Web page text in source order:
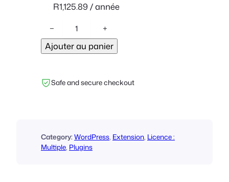
R1,125.89 / année
u
a
i
e
F
− +
Ajouter au panier
Safe and secure checkout
Category:WordPress Extension Licence :
Multiple Plugins